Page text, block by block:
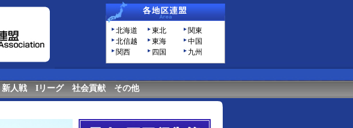
北海道 東北
関東
北信越
東海
中国
関西
四国 九州
新人戦 Iリーグ 社会貢献 その他